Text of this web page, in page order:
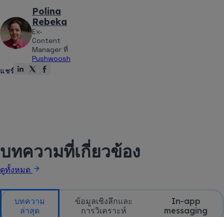
Polina
Rebeka
Ex-
Content
Manager ที่
Pushwoosh
แชร์
บทความที่เกี่ยวข้อง
ดูทั้งหมด
บทความ
ล่าสุด
ข้อมูลเชิงลึกและ
การวิเคราะห์
In-app
messaging